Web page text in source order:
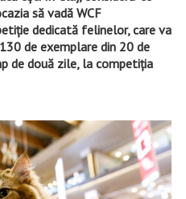
să vadă WCF
dedicată felinelor, care va
de exemplare din 20 de
de două zile, la competiția